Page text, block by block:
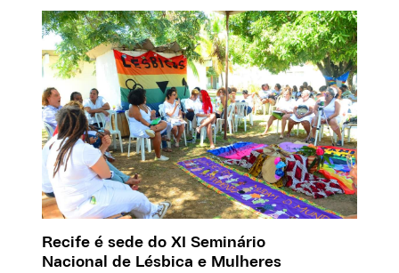
Recife é sede do XI Seminário
Nacional de Lésbica e Mulheres